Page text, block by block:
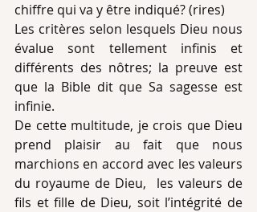
chiffre qui va y être indiqué? (rires)
Les critères selon lesquels Dieu nous
évalue sont tellement infinis et
différents des nôtres; la preuve est
que la Bible dit que Sa sagesse est
infinie.
De cette multitude, je crois que Dieu
prend plaisir au fait que nous
marchions en accord avec les valeurs
du royaume de Dieu,  les valeurs de
fils et fille de Dieu, soit l’intégrité de